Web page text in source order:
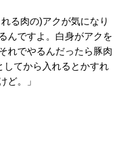
る肉の)アクが気になり
んですよ。白身がアクを
れでやるんだったら豚肉
してから入れるとかすれ
ど。」